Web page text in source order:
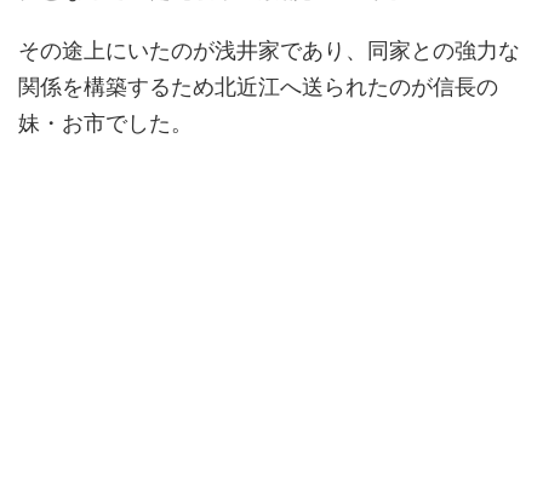
その途上にいたのが浅井家であり、同家との強力な
関係を構築するため北近江へ送られたのが信長の
妹・お市でした。